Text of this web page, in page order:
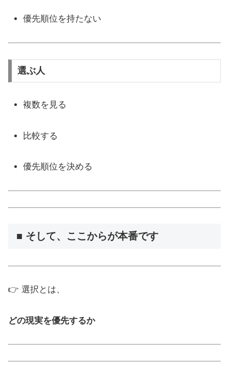
優先順位を持たない
選ぶ人
複数を見る
比較する
優先順位を決める
■ そして、ここからが本番です
👉 選択とは、
どの現実を優先するか